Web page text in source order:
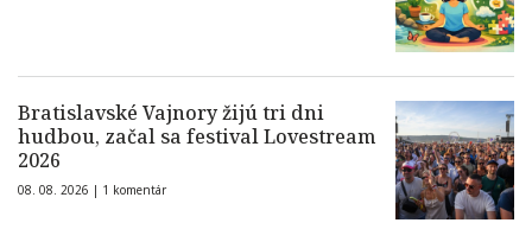
Bratislavské Vajnory žijú tri dni
hudbou, začal sa festival Lovestream
2026
08. 08. 2026 | 1 komentár